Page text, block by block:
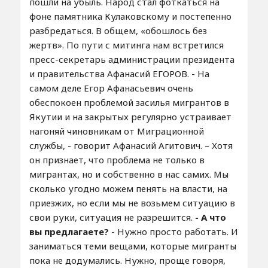
фоне памятника Кулаковскому и постепенно
разбредаться. В общем, «обошлось без
жертв». По пути с митинга нам встретился
пресс-секретарь администрации президента
и правительства Афанасий ЕГОРОВ. - На
самом деле Егор Афанасьевич очень
обеспокоен проблемой засилья мигрантов в
Якутии и на закрытых регулярно устраивает
нагоняй чиновникам от Миграционной
службы, - говорит Афанасий Агитович. – Хотя
он признает, что проблема не только в
мигрантах, но и собственно в нас самих. Мы
сколько угодно можем пенять на власти, на
приезжих, но если мы не возьмем ситуацию в
свои руки, ситуация не разрешится. - А что
вы предлагаете? - Нужно просто работать. И
заниматься теми вещами, которые мигранты
пока не додумались. Нужно, проще говоря,